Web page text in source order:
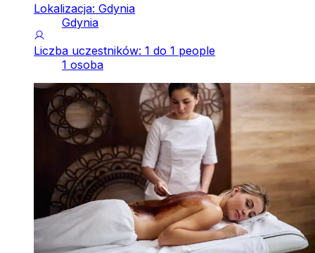
Lokalizacja: Gdynia
Gdynia
Liczba uczestników: 1 do 1 people
1 osoba